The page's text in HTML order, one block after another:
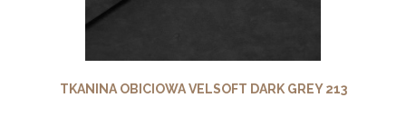
TKANINA OBICIOWA VELSOFT DARK GREY 213